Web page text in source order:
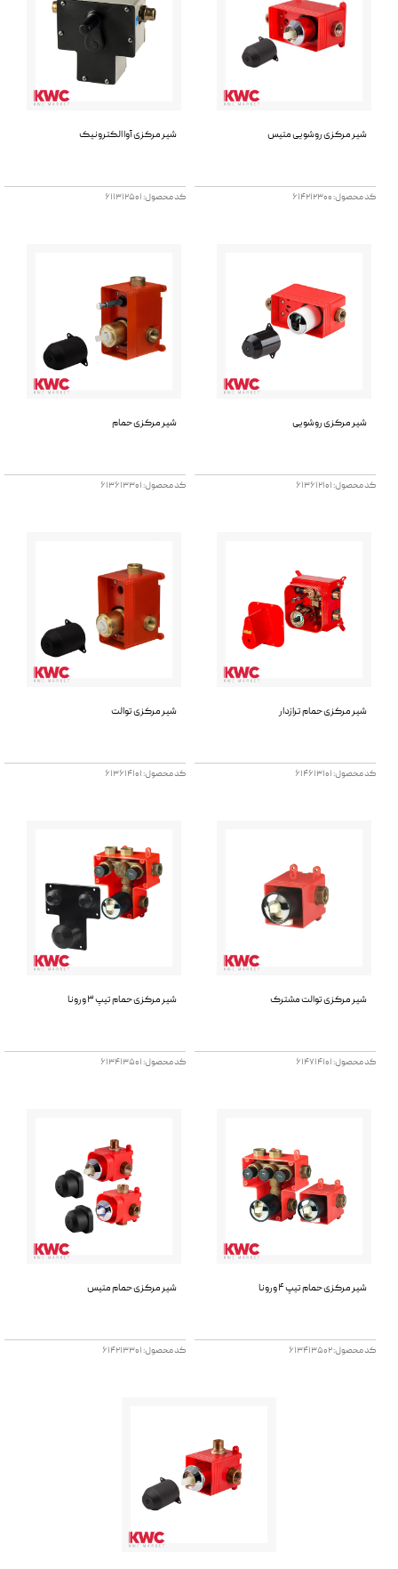
تماس با ما
شیر مرکزی روشویی متیس
کد محصول: 614212300
شیر مرکزی آوا الکترونیک
کد محصول: 611312501
شیر مرکزی روشویی
کد محصول: 613612101
شیر مرکزی حمام
کد محصول: 613613301
شیر مرکزی حمام ترازدار
کد محصول: 614613101
شیر مرکزی توالت
کد محصول: 613614101
شیر مرکزی توالت مشترک
کد محصول: 614714101
شیر مرکزی حمام تیپ 3 ورونا
کد محصول: 613413501
شیر مرکزی حمام تیپ 4 ورونا
کد محصول: 613413502
شیر مرکزی حمام متیس
کد محصول: 614213301